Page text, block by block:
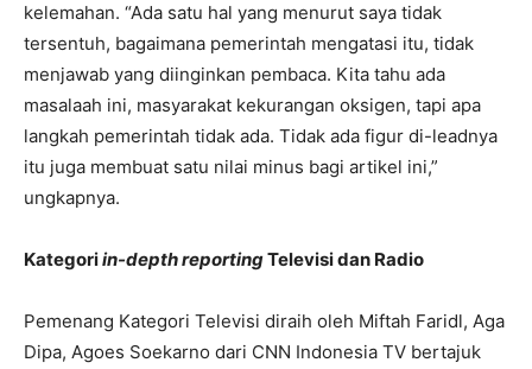
kelemahan. “Ada satu hal yang menurut saya tidak
tersentuh, bagaimana pemerintah mengatasi itu, tidak
menjawab yang diinginkan pembaca. Kita tahu ada
masalaah ini, masyarakat kekurangan oksigen, tapi apa
langkah pemerintah tidak ada. Tidak ada figur di-leadnya
itu juga membuat satu nilai minus bagi artikel ini,”
ungkapnya.
Kategoriin-depth reportingTelevisi dan Radio
Pemenang Kategori Televisi diraih oleh Miftah Faridl, Aga
Dipa, Agoes Soekarno dari CNN Indonesia TV bertajuk